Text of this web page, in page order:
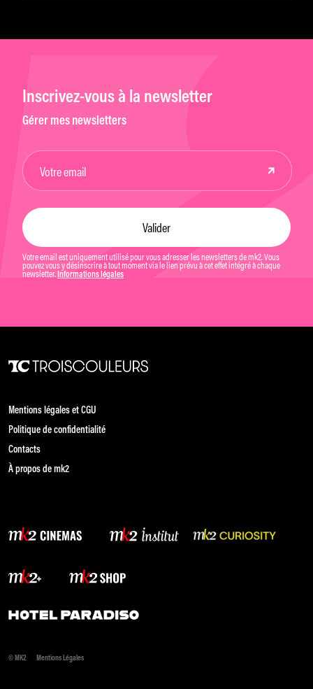
Inscrivez-vous à la newsletter
Gérer mes newsletters
Votre email est uniquement utilisé pour vous adresser les newsletters de mk2. Vous
pouvez vous y désinscrire à tout moment via le lien prévu à cet effet intégré à chaque
newsletter. Informations légales
Mentions légales et CGU
Politique de confidentialité
Contacts
À propos de mk2
© MK2 Mentions Légales